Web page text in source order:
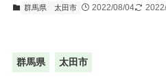
群馬県 太田市 2022/08/04
群馬県 太田市